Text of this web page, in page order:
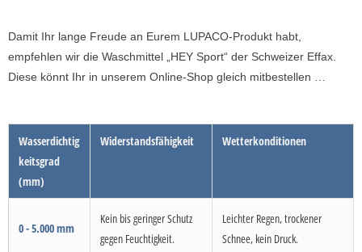
Damit Ihr lange Freude an Eurem LUPACO-Produkt habt,
empfehlen wir die Waschmittel „HEY Sport“ der Schweizer Effax.
Diese könnt Ihr in unserem Online-Shop gleich mitbestellen …
Wasserdichtig
keitsgrad
(mm)
Widerstandsfähigkeit Wetterkonditionen
0 - 5.000 mm
Kein bis geringer Schutz
gegen Feuchtigkeit.
Leichter Regen, trockener
Schnee, kein Druck.